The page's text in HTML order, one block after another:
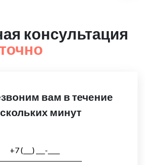
консультация
вам в течение
минут